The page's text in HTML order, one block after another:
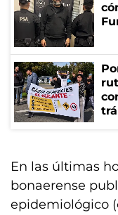
En las últimas
bonaerense
epidemiológico